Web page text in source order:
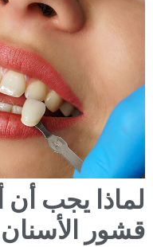
لماذا يجب
قشور